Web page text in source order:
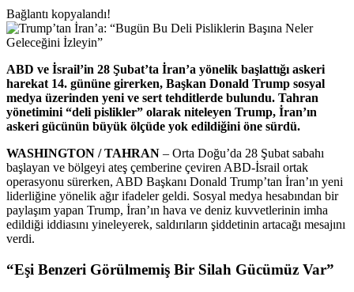
Bağlantı kopyalandı!
ABD ve İsrail’in 28 Şubat’ta İran’a yönelik başlattığı askeri
harekat 14. gününe girerken, Başkan Donald Trump sosyal
medya üzerinden yeni ve sert tehditlerde bulundu. Tahran
yönetimini “deli pislikler” olarak niteleyen Trump, İran’ın
askeri gücünün büyük ölçüde yok edildiğini öne sürdü.
WASHINGTON / TAHRAN – Orta Doğu’da 28 Şubat sabahı
başlayan ve bölgeyi ateş çemberine çeviren ABD-İsrail ortak
operasyonu sürerken, ABD Başkanı Donald Trump’tan İran’ın yeni
liderliğine yönelik ağır ifadeler geldi. Sosyal medya hesabından bir
paylaşım yapan Trump, İran’ın hava ve deniz kuvvetlerinin imha
edildiği iddiasını yineleyerek, saldırıların şiddetinin artacağı mesajını
verdi.
“Eşi Benzeri Görülmemiş Bir Silah Gücümüz Var”